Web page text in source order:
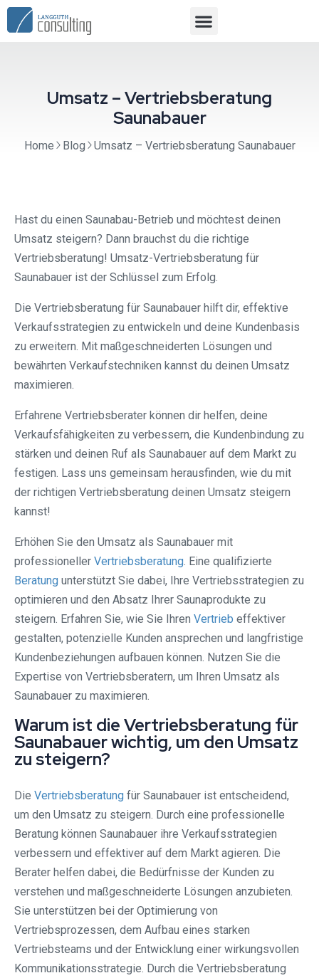
Umsatz – Vertriebsberatung
Saunabauer
Home Blog Umsatz – Vertriebsberatung Saunabauer
Hast du einen Saunabau-Betrieb und möchtest deinen
Umsatz steigern? Dann brauchst du die richtige
Vertriebsberatung! Umsatz-Vertriebsberatung für
Saunabauer ist der Schlüssel zum Erfolg.
Die Vertriebsberatung für Saunabauer hilft dir, effektive
Verkaufsstrategien zu entwickeln und deine Kundenbasis
zu erweitern. Mit maßgeschneiderten Lösungen und
bewährten Verkaufstechniken kannst du deinen Umsatz
maximieren.
Erfahrene Vertriebsberater können dir helfen, deine
Verkaufsfähigkeiten zu verbessern, die Kundenbindung zu
stärken und deinen Ruf als Saunabauer auf dem Markt zu
festigen. Lass uns gemeinsam herausfinden, wie du mit
der richtigen Vertriebsberatung deinen Umsatz steigern
kannst!
Erhöhen Sie den Umsatz als Saunabauer mit
professioneller Vertriebsberatung. Eine qualifizierte
Beratung unterstützt Sie dabei, Ihre Vertriebsstrategien zu
optimieren und den Absatz Ihrer Saunaprodukte zu
steigern. Erfahren Sie, wie Sie Ihren Vertrieb effektiver
gestalten, potenzielle Kunden ansprechen und langfristige
Kundenbeziehungen aufbauen können. Nutzen Sie die
Expertise von Vertriebsberatern, um Ihren Umsatz als
Saunabauer zu maximieren.
Warum ist die Vertriebsberatung für
Saunabauer wichtig, um den Umsatz
zu steigern?
Die Vertriebsberatung für Saunabauer ist entscheidend,
um den Umsatz zu steigern. Durch eine professionelle
Beratung können Saunabauer ihre Verkaufsstrategien
verbessern und effektiver auf dem Markt agieren. Die
Berater helfen dabei, die Bedürfnisse der Kunden zu
verstehen und maßgeschneiderte Lösungen anzubieten.
Sie unterstützen bei der Optimierung von
Vertriebsprozessen, dem Aufbau eines starken
Vertriebsteams und der Entwicklung einer wirkungsvollen
Kommunikationsstrategie. Durch die Vertriebsberatung